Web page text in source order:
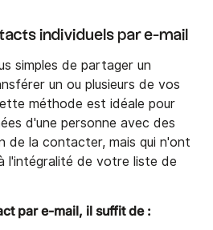
individuels par e-mail
simples de partager un
un ou plusieurs de vos
méthode est idéale pour
d'une personne avec des
de la contacter, mais qui n'ont
l'intégralité de votre liste de
par e-mail, il suffit de :